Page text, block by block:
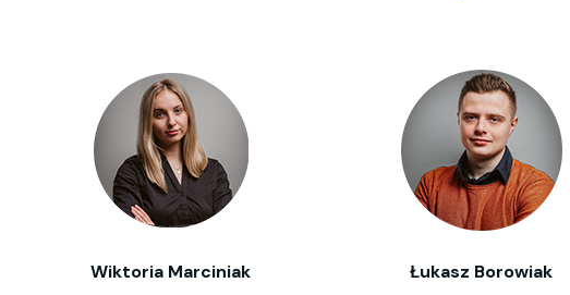
Wiktoria Marciniak Łukasz Borowiak